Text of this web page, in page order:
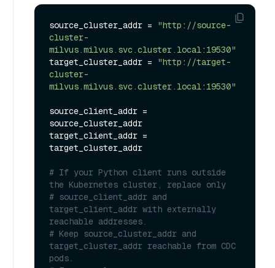
source_cluster_addr =
"http://source-
cluster-
milvus.milvus.svc.cluster.local:19530"
target_cluster_addr =
"http://target-
cluster-
milvus.milvus.svc.cluster.local:19530"
source_client_addr =
source_cluster_addr
target_client_addr =
target_cluster_addr
# If your Python client runs outside
the Kubernetes cluster, replace only
# source_client_addr and
target_client_addr with externally
reachable addresses.
# Keep source_cluster_addr and
target_cluster_addr reachable from CDC
pods.